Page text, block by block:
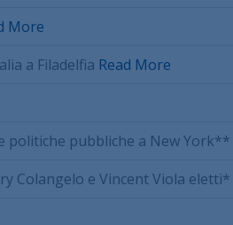
More
a Filadelfia Read More
politiche pubbliche a New York**
Colangelo e Vincent Viola eletti*